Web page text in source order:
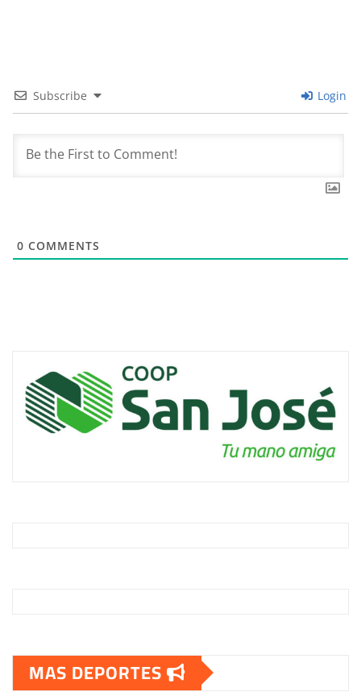
Subscribe Login
0 COMMENTS
MAS DEPORTES